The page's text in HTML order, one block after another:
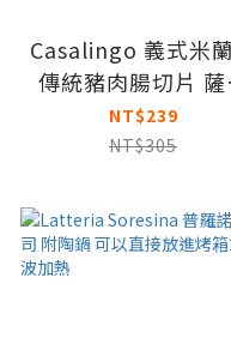
Casalingo 義式米
傳統豬肉腸切片 薩
米
NT$239
NT$305